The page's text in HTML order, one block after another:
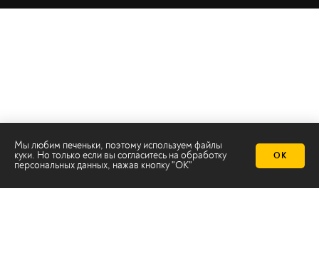
Мы любим печеньки, поэтому используем файлы
куки. Но только если вы согласитесь на обработку
персональных данных, нажав кнопку "ОК"
ОК